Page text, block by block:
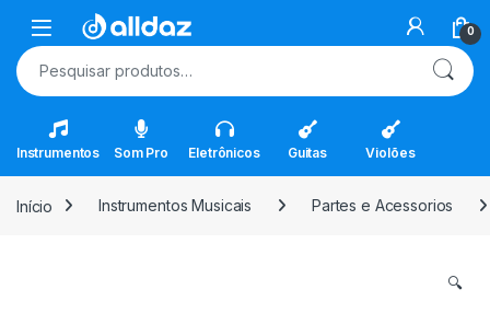
Skip to navigation
Skip to content
Open 0
Pesquisar por:
Instrumentos Som Pro Eletrônicos Guitas Violões
Início Instrumentos Musicais Partes e Acessorios
🔍